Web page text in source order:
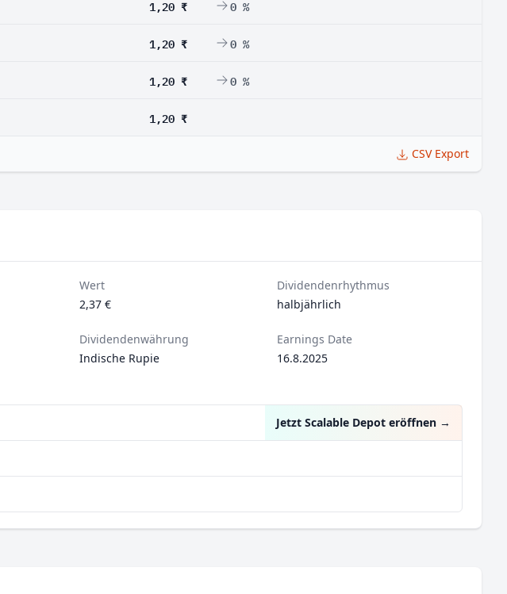
1,20 ₹ 0 %
1,20 ₹ 0 %
1,20 ₹ 0 %
1,20 ₹
CSV Export
Wert
2,37 €
Dividendenrhythmus
halbjährlich
Dividendenwährung
Indische Rupie
Earnings Date
16.8.2025
Jetzt Scalable Depot eröffnen →